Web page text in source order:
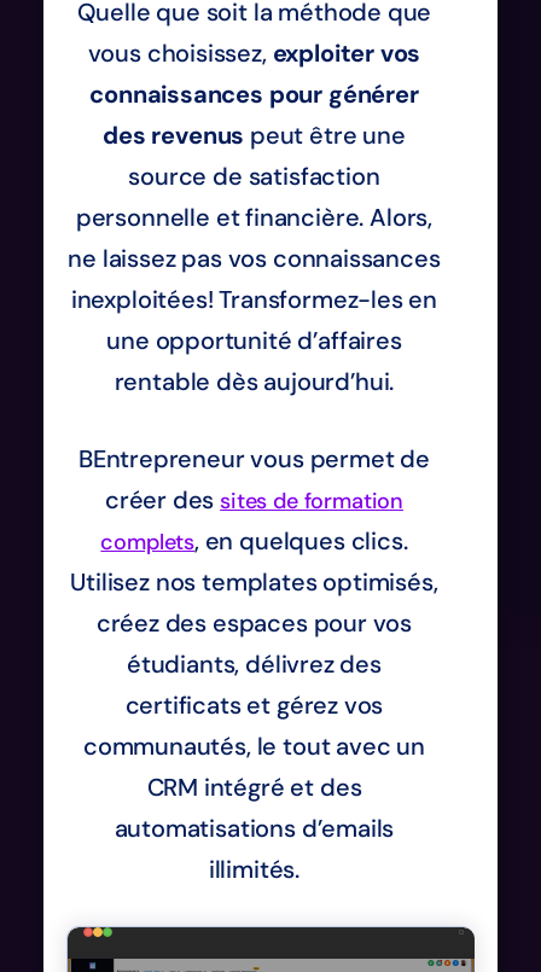
Quelle que soit la méthode que
vous choisissez, exploiter vos
connaissances pour générer
des revenus peut être une
source de satisfaction
personnelle et financière. Alors,
ne laissez pas vos connaissances
inexploitées! Transformez-les en
une opportunité d’affaires
rentable dès aujourd’hui.
BEntrepreneur vous permet de
créer dessites de formation
complets, en quelques clics.
Utilisez nos templates optimisés,
créez des espaces pour vos
étudiants, délivrez des
certificats et gérez vos
communautés, le tout avec un
CRM intégré et des
automatisations d’emails
illimités.